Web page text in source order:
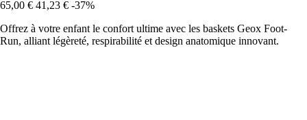
65,00 € 41,23 € -37%
Offrez à votre enfant le confort ultime avec les baskets Geox Foot-
Run, alliant légèreté, respirabilité et design anatomique innovant.